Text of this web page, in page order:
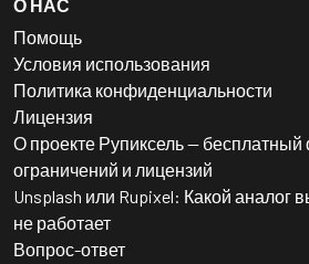
О НАС
Помощь
Условия использования
Политика конфиденциальности
Лицензия
О проекте Рупиксель — бесплатный
ограничений и лицензий
Unsplash или Rupixel: Какой аналог
не работает
Вопрос-ответ